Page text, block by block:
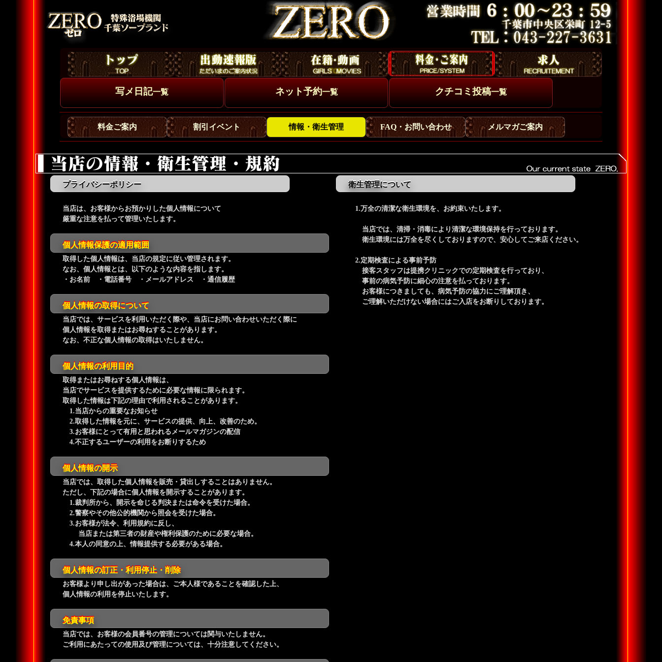
写メ日記一覧 ネット予約一覧 クチコミ投稿一覧
料金ご案内 割引イベント 情報・衛生管理 FAQ・お問い合わせ メルマガご案内
プライバシーポリシー
当店は、お客様からお預かりした個人情報について
厳重な注意を払って管理いたします。
個人情報保護の適用範囲
取得した個人情報は、当店の規定に従い管理されます。
なお、個人情報とは、以下のような内容を指します。
・お名前 ・電話番号 ・メールアドレス ・通信履歴
個人情報の取得について
当店では、サービスを利用いただく際や、当店にお問い合わせいただく際に
個人情報を取得またはお尋ねすることがあります。
なお、不正な個人情報の取得はいたしません。
個人情報の利用目的
取得またはお尋ねする個人情報は、
当店でサービスを提供するために必要な情報に限られます。
取得した情報は下記の理由で利用されることがあります。
1.当店からの重要なお知らせ
2.取得した情報を元に、サービスの提供、向上、改善のため。
3.お客様にとって有用と思われるメールマガジンの配信
4.不正するユーザーの利用をお断りするため
個人情報の開示
当店では、取得した個人情報を販売・貸出しすることはありません。
ただし、下記の場合に個人情報を開示することがあります。
1.裁判所から、開示を命じる判決または命令を受けた場合。
2.警察やその他公的機関から照会を受けた場合。
3.お客様が法令、利用規約に反し、
当店または第三者の財産や権利保護のために必要な場合。
4.本人の同意の上、情報提供する必要がある場合。
個人情報の訂正・利用停止・削除
お客様より申し出があった場合は、ご本人様であることを確認した上、
個人情報の利用を停止いたします。
免責事項
当店では、お客様の会員番号の管理については関与いたしません。
ご利用にあたっての使用及び管理については、十分注意してください。
衛生管理について
1.万全の清潔な衛生環境を、お約束いたします。
当店では、清掃・消毒により清潔な環境保持を行っております。
衛生環境には万全を尽くしておりますので、安心してご来店ください。
2.定期検査による事前予防
接客スタッフは提携クリニックでの定期検査を行っており、
事前の病気予防に細心の注意を払っております。
お客様につきましても、病気予防の協力にご理解頂き、
ご理解いただけない場合にはご入店をお断りしております。